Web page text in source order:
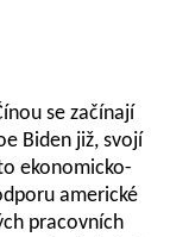
se začínají
Biden již, svojí
ekonomicko-
americké
pracovních